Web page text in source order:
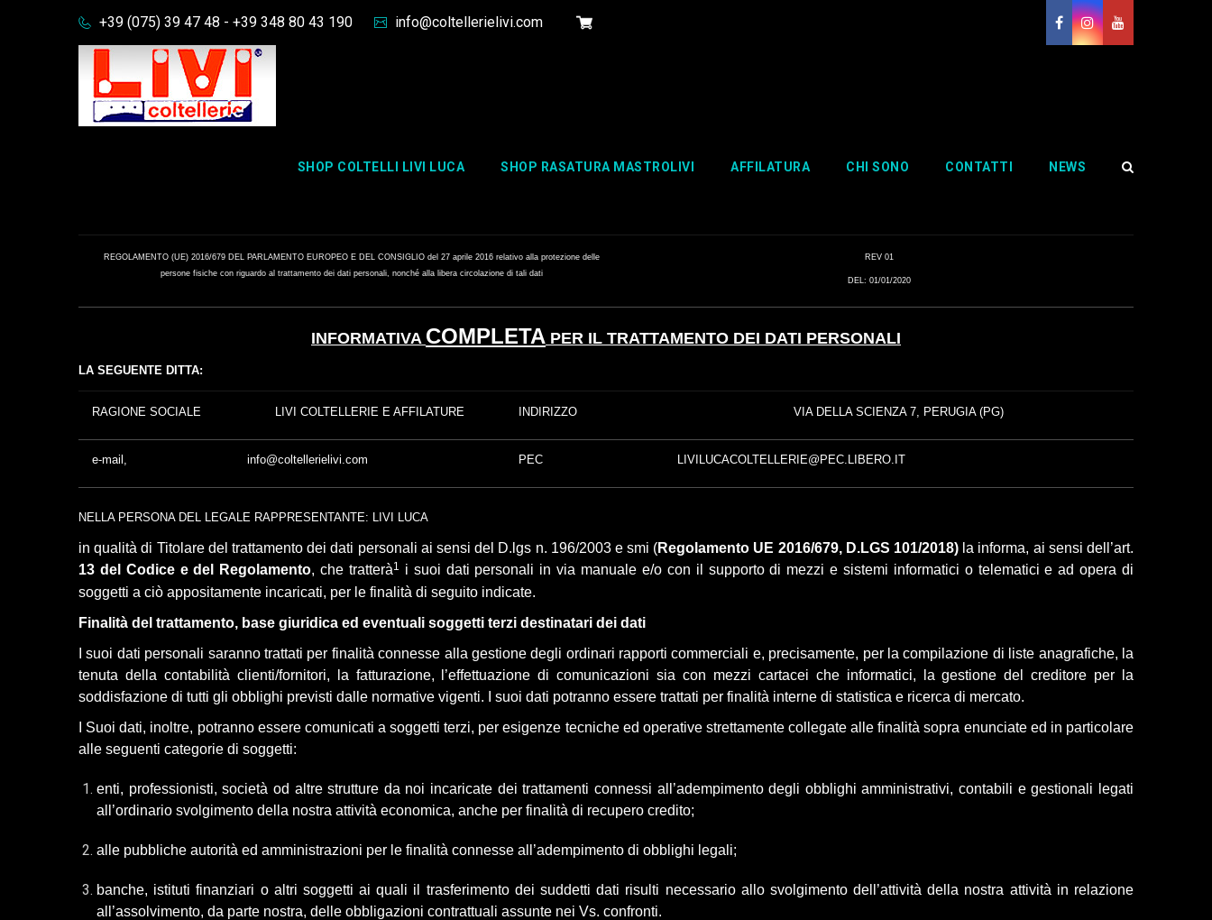
+39 (075) 39 47 48 - +39 348 80 43 190 info@coltellerielivi.com
SHOP COLTELLI LIVI LUCA SHOP RASATURA MASTROLIVI AFFILATURA CHI SONO CONTATTI NEWS
REGOLAMENTO (UE) 2016/679 DEL PARLAMENTO EUROPEO E DEL CONSIGLIO del 27 aprile 2016 relativo alla protezione delle
persone fisiche con riguardo al trattamento dei dati personali, nonché alla libera circolazione di tali dati
REV 01
DEL: 01/01/2020
INFORMATIVA COMPLETA PER IL TRATTAMENTO DEI DATI PERSONALI
LA SEGUENTE DITTA:
RAGIONE SOCIALE LIVI COLTELLERIE E AFFILATURE INDIRIZZO VIA DELLA SCIENZA 7, PERUGIA (PG)
e-mail, info@coltellerielivi.com PEC LIVILUCACOLTELLERIE@PEC.LIBERO.IT
NELLA PERSONA DEL LEGALE RAPPRESENTANTE: LIVI LUCA
in qualità di Titolare del trattamento dei dati personali ai sensi del D.lgs n. 196/2003 e smi (Regolamento UE 2016/679, D.LGS 101/2018) la informa, ai sensi dell’art.
13 del Codice e del Regolamento, che tratterà1 i suoi dati personali in via manuale e/o con il supporto di mezzi e sistemi informatici o telematici e ad opera di
soggetti a ciò appositamente incaricati, per le finalità di seguito indicate.
Finalità del trattamento, base giuridica ed eventuali soggetti terzi destinatari dei dati
I suoi dati personali saranno trattati per finalità connesse alla gestione degli ordinari rapporti commerciali e, precisamente, per la compilazione di liste anagrafiche, la
tenuta della contabilità clienti/fornitori, la fatturazione, l’effettuazione di comunicazioni sia con mezzi cartacei che informatici, la gestione del creditore per la
soddisfazione di tutti gli obblighi previsti dalle normative vigenti. I suoi dati potranno essere trattati per finalità interne di statistica e ricerca di mercato.
I Suoi dati, inoltre, potranno essere comunicati a soggetti terzi, per esigenze tecniche ed operative strettamente collegate alle finalità sopra enunciate ed in particolare
alle seguenti categorie di soggetti:
enti, professionisti, società od altre strutture da noi incaricate dei trattamenti connessi all’adempimento degli obblighi amministrativi, contabili e gestionali legati
all’ordinario svolgimento della nostra attività economica, anche per finalità di recupero credito;
alle pubbliche autorità ed amministrazioni per le finalità connesse all’adempimento di obblighi legali;
banche, istituti finanziari o altri soggetti ai quali il trasferimento dei suddetti dati risulti necessario allo svolgimento dell’attività della nostra attività in relazione
all’assolvimento, da parte nostra, delle obbligazioni contrattuali assunte nei Vs. confronti.